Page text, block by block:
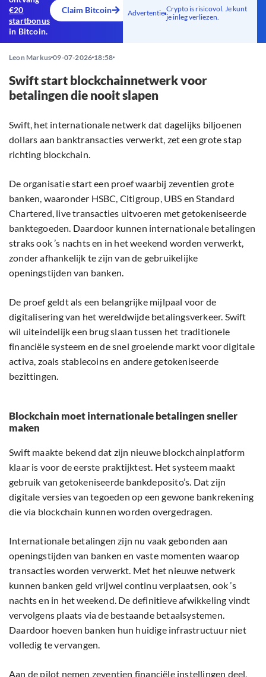
€20
startbonus
in Bitcoin.
Claim Bitcoin Advertentie Crypto is risicovol. Je kunt
je inleg verliezen.
Leon Markus 09-07-2026 18:58
Swift start blockchainnetwerk voor
betalingen die nooit slapen
Swift, het internationale netwerk dat dagelijks biljoenen
dollars aan banktransacties verwerkt, zet een grote stap
richting blockchain.
De organisatie start een proef waarbij zeventien grote
banken, waaronder HSBC, Citigroup, UBS en Standard
Chartered, live transacties uitvoeren met getokeniseerde
banktegoeden. Daardoor kunnen internationale betalingen
straks ook ’s nachts en in het weekend worden verwerkt,
zonder afhankelijk te zijn van de gebruikelijke
openingstijden van banken.
De proef geldt als een belangrijke mijlpaal voor de
digitalisering van het wereldwijde betalingsverkeer. Swift
wil uiteindelijk een brug slaan tussen het traditionele
financiële systeem en de snel groeiende markt voor digitale
activa, zoals stablecoins en andere getokeniseerde
bezittingen.
Blockchain moet internationale betalingen sneller
maken
Swift maakte bekend dat zijn nieuwe blockchainplatform
klaar is voor de eerste praktijktest. Het systeem maakt
gebruik van getokeniseerde bankdeposito’s. Dat zijn
digitale versies van tegoeden op een gewone bankrekening
die via blockchain kunnen worden overgedragen.
Internationale betalingen zijn nu vaak gebonden aan
openingstijden van banken en vaste momenten waarop
transacties worden verwerkt. Met het nieuwe netwerk
kunnen banken geld vrijwel continu verplaatsen, ook ’s
nachts en in het weekend. De definitieve afwikkeling vindt
vervolgens plaats via de bestaande betaalsystemen.
Daardoor hoeven banken hun huidige infrastructuur niet
volledig te vervangen.
Aan de pilot nemen zeventien financiële instellingen deel,